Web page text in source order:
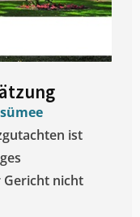
ist
nicht